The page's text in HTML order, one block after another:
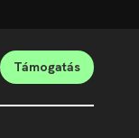
Támogatás